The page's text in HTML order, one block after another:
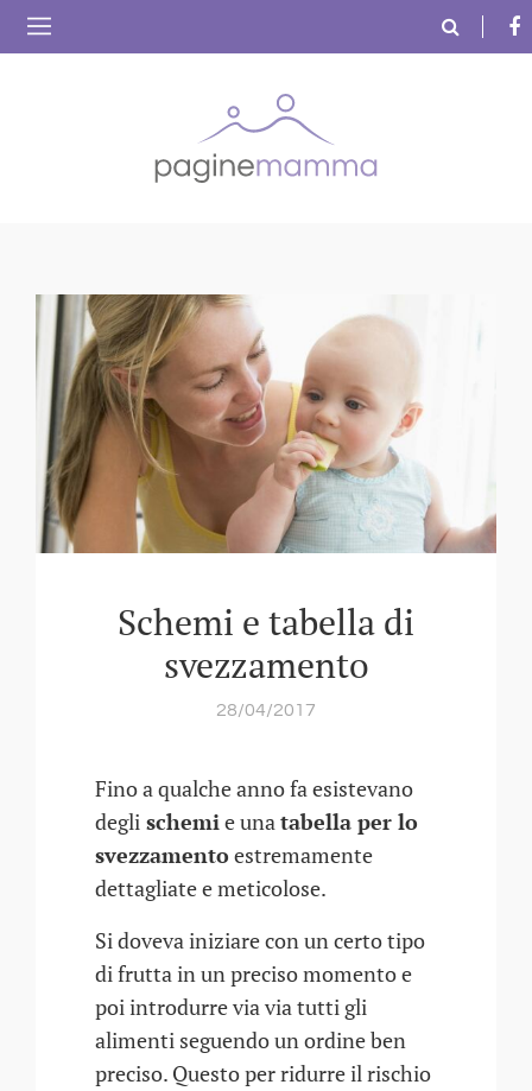
Schemi e tabella di
svezzamento
28/04/2017
Fino a qualche anno fa esistevano
degli schemie unatabella per lo
svezzamentoestremamente
dettagliate e meticolose.
Si doveva iniziare con un certo tipo
di frutta in un preciso momento e
poi introdurre via via tutti gli
alimenti seguendo un ordine ben
preciso. Questo per ridurre il rischio